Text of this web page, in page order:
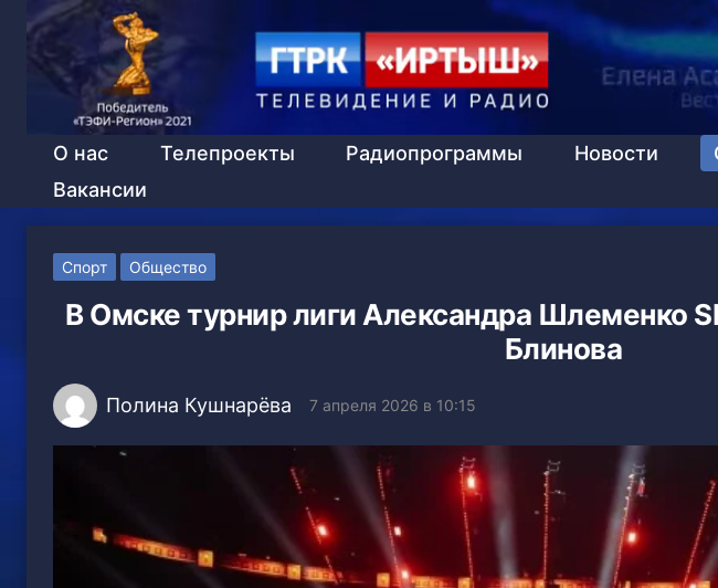
О нас Телепроекты Радиопрограммы Новости
Вакансии
Спорт Общество
В Омске турнир лиги Александра Шлеменко
Блинова
Полина Кушнарёва 7 апреля 2026 в 10:15